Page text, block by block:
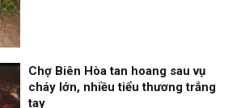
Chợ Biên Hòa tan hoang sau vụ
cháy lớn, nhiều tiểu thương trắng
tay